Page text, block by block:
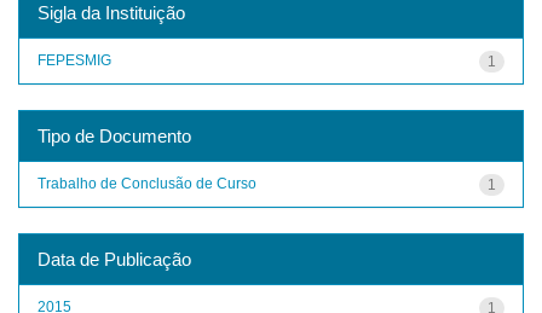
Sigla da Instituição
1
FEPESMIG
Tipo de Documento
1
Trabalho de Conclusão de Curso
Data de Publicação
1
2015